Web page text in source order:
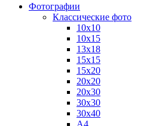
Фотографии
Классические фото
10х10
10х15
13х18
15х15
15х20
20х20
20х30
30х30
30х40
А4